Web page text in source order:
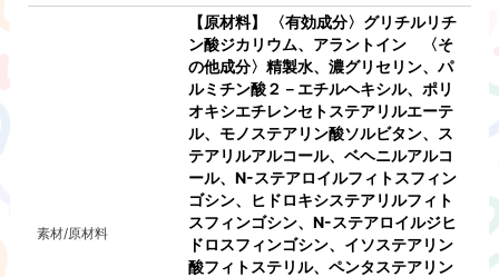
素材/原材料
【原材料】 〈有効成分〉グリチルリチ
ン酸ジカリウム、アラントイン 〈そ
の他成分〉精製水、濃グリセリン、パ
ルミチン酸２－エチルヘキシル、ポリ
オキシエチレンセトステアリルエーテ
ル、モノステアリン酸ソルビタン、ス
テアリルアルコール、ベヘニルアルコ
ール、N-ステアロイルフィトスフィン
ゴシン、ヒドロキシステアリルフィト
スフィンゴシン、N-ステアロイルジヒ
ドロスフィンゴシン、イソステアリン
酸フィトステリル、ペンタステアリン